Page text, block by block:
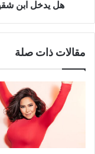
هل يدخل ابن
مقالات ذات صلة